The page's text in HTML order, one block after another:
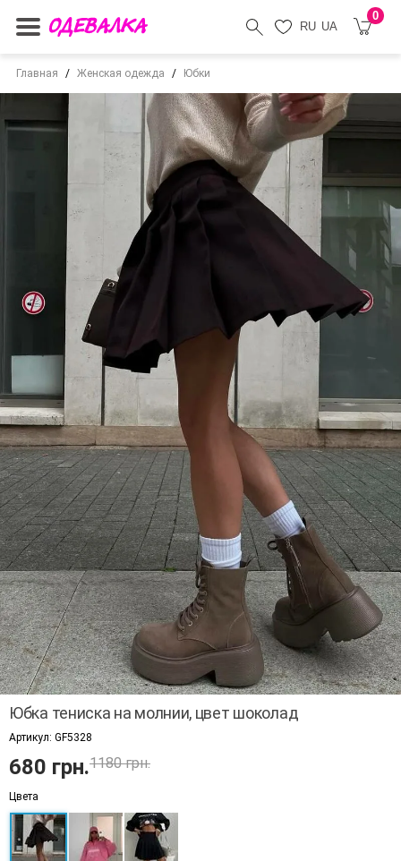
RU UA
0
Главная Женская одежда Юбки
Юбка тениска на молнии, цвет шоколад
Артикул: GF5328
680 грн.1180 грн.
Цвета